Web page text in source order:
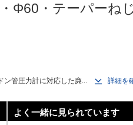
Φ60・テーパーね
ン管圧力計に対応した廉... 詳細を
よく一緒に見られています